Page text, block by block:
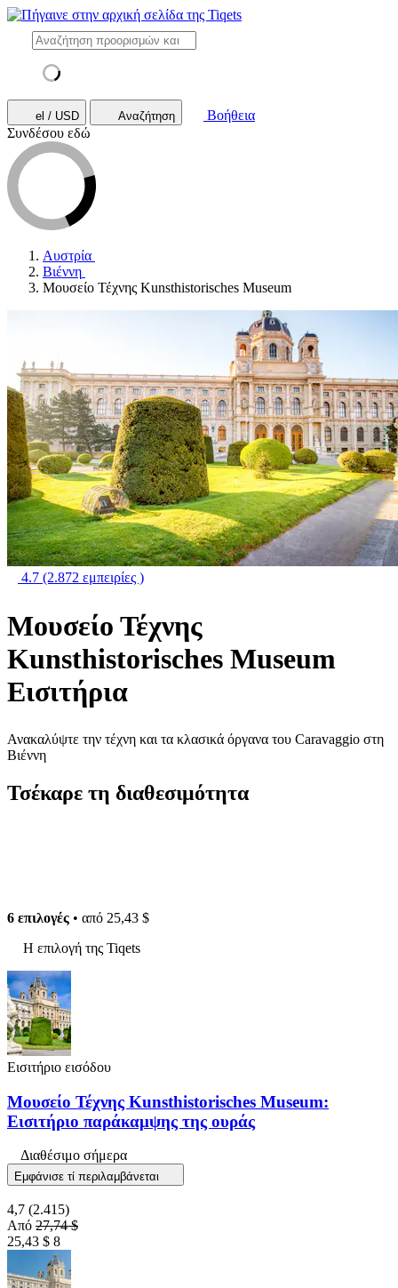
el / USD Αναζήτηση
Βοήθεια
Συνδέσου εδώ
Αυστρία
Βιέννη
Μουσείο Τέχνης Kunsthistorisches Museum
4.7 (2.872 εμπειρίες )
Μουσείο Τέχνης
Kunsthistorisches Museum
Εισιτήρια
Ανακαλύψτε την τέχνη και τα κλασικά όργανα του Caravaggio στη
Βιέννη
Τσέκαρε τη διαθεσιμότητα
6 επιλογές • από 25,43 $
Η επιλογή της Tiqets
Εισιτήριο εισόδου
Μουσείο Τέχνης Kunsthistorisches Museum:
Εισιτήριο παράκαμψης της ουράς
Διαθέσιμο σήμερα
Εμφάνισε τί περιλαμβάνεται
4,7 (2.415)
Από 27,74 $
25,43 $ 8